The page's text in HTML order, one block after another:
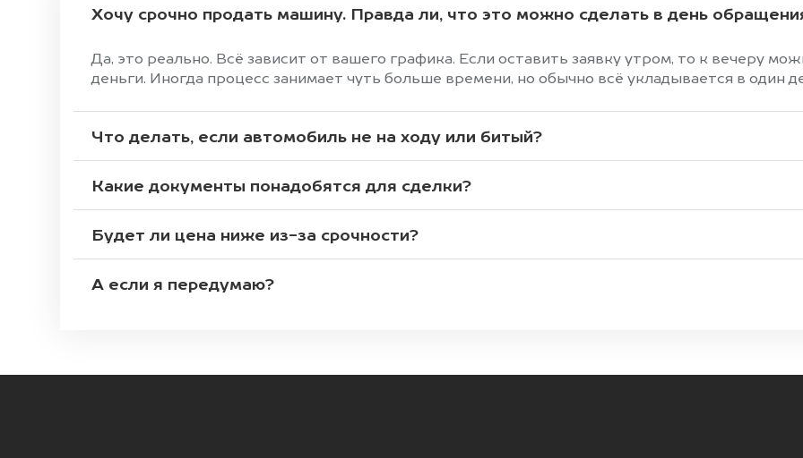
Хочу срочно продать машину. Правда ли, что это можно сделать в день
Да, это реально. Всё зависит от вашего графика. Если оставить заявку утром, то к вечеру
деньги. Иногда процесс занимает чуть больше времени, но обычно всё укладывается в один
Что делать, если автомобиль не на ходу или битый?
Какие документы понадобятся для сделки?
Будет ли цена ниже из-за срочности?
А если я передумаю?